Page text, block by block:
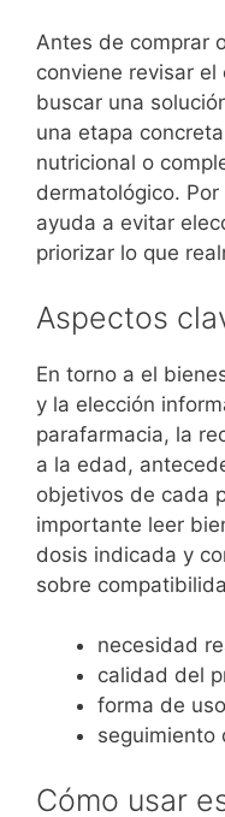
Antes de comprar
conviene revisar
buscar una
una etapa
nutricional o
dermatológico.
ayuda a evitar
priorizar lo que
Aspectos
En torno a el
y la elección
parafarmacia, la
a la edad,
objetivos de cada
importante leer
dosis indicada y
sobre
necesidad
calidad del
forma de uso
seguimiento
Cómo usar